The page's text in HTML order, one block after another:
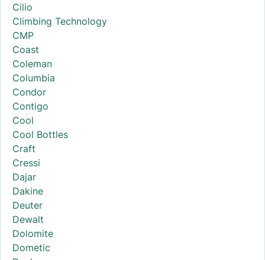
Cilio
Climbing Technology
CMP
Coast
Coleman
Columbia
Condor
Contigo
Cool
Cool Bottles
Craft
Cressi
Dajar
Dakine
Deuter
Dewalt
Dolomite
Dometic